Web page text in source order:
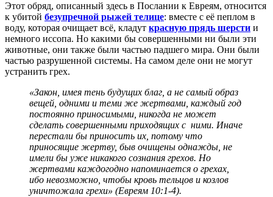
Этот обряд, описанный здесь в Послании к Евреям, относится
к убитой безупречной рыжей телице: вместе с её пеплом в
воду, которая очищает всё, кладут красную прядь шерсти и
немного иссопа. Но какими бы совершенными ни были эти
животные, они также были частью падшего мира. Они были
частью разрушенной системы. На самом деле они не могут
устранить грех.
«Закон, имея тень будущих благ, а не самый образ
вещей, одними и теми же жертвами, каждый год
постоянно приносимыми, никогда не может
сделать совершенными приходящих с ними. Иначе
перестали бы приносить их, потому что
приносящие жертву, быв очищены однажды, не
имели бы уже никакого сознания грехов. Но
жертвами каждогодно напоминается о грехах,
ибо невозможно, чтобы кровь тельцов и козлов
уничтожала грехи» (Евреям 10:1-4).